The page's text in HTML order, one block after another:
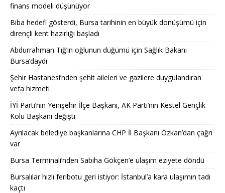
finans modeli düşünüyor
Biba hedefi gösterdi, Bursa tarihinin en büyük dönüşümü için
dirençli kent hazırlığı başladı
Abdurrahman Tığ’ın oğlunun düğümü için Sağlık Bakanı
Bursa’daydı
Şehir Hastanesi’nden şehit aileleri ve gazilere duygulandıran
vefa hizmeti
İYİ Parti’nin Yenişehir İlçe Başkanı, AK Parti’nin Kestel Gençlik
Kolu Başkanı değişti
Ayrılacak belediye başkanlarına CHP İl Başkanı Özkan’dan çağrı
var
Bursa Terminali’nden Sabiha Gökçen’e ulaşım eziyete döndü
Bursalılar hızlı feribotu geri istiyor: İstanbul’a kara ulaşımın tadı
kaçtı